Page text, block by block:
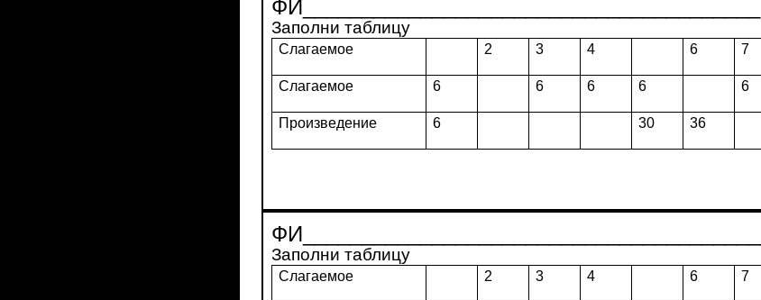
ФИ_______________________________________
Заполни таблицу
Слагаемое 2 3 4 6 7
Слагаемое 6 6 6 6 6
Произведение 6 30 36
ФИ________________________________________
Заполни таблицу
Слагаемое 2 3 4 6 7